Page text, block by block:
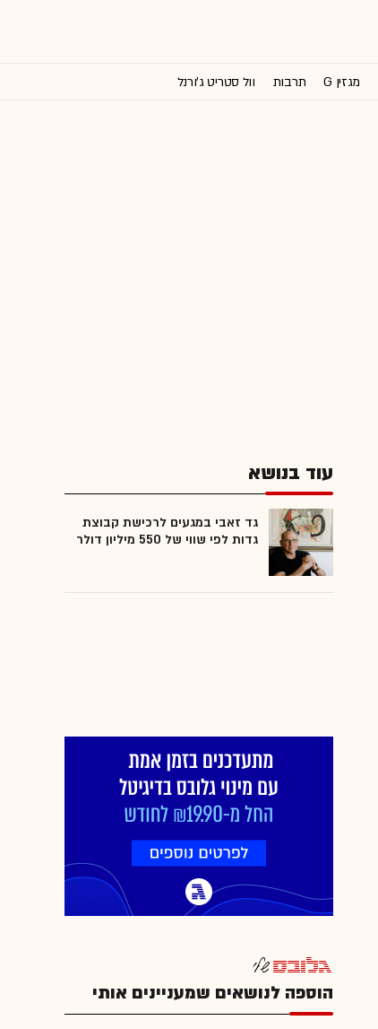
מגזין G תרבות וול סטריט ג'ורנל
עוד בנושא
גד זאבי במגעים לרכישת קבוצת
גדות לפי שווי של 550 מיליון דולר
הוספה לנושאים שמעניינים אותי